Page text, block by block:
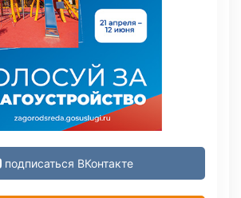
подписаться ВКонтакте